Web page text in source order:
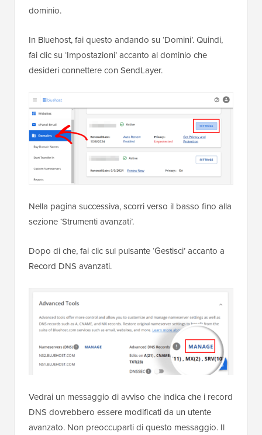
dominio.
In Bluehost, fai questo andando su ‘Domini’. Quindi,
fai clic su ‘Impostazioni’ accanto al dominio che
desideri connettere con SendLayer.
Nella pagina successiva, scorri verso il basso fino alla
sezione ‘Strumenti avanzati’.
Dopo di che, fai clic sul pulsante ‘Gestisci’ accanto a
Record DNS avanzati.
Vedrai un messaggio di avviso che indica che i record
DNS dovrebbero essere modificati da un utente
avanzato. Non preoccuparti di questo messaggio. Il